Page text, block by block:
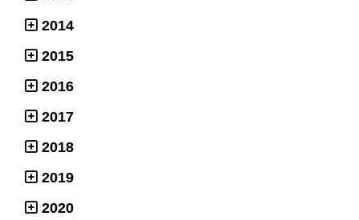
2014
2015
2016
2017
2018
2019
2020